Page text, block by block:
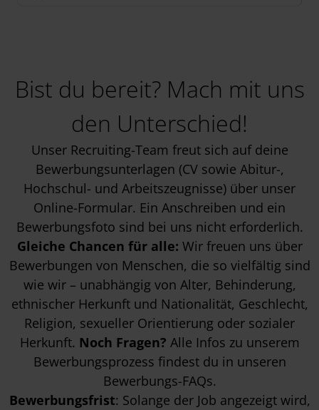
Bist du bereit? Mach mit uns
den Unterschied!
Unser Recruiting-Team freut sich auf deine
Bewerbungsunterlagen (CV sowie Abitur-,
Hochschul- und Arbeitszeugnisse) über unser
Online-Formular. Ein Anschreiben und ein
Bewerbungsfoto sind bei uns nicht erforderlich.
Gleiche Chancen für alle: Wir freuen uns über
Bewerbungen von Menschen, die so vielfältig sind
wie wir – unabhängig von Alter, Behinderung,
ethnischer Herkunft und Nationalität, Geschlecht,
Religion, sexueller Orientierung oder sozialer
Herkunft. Noch Fragen? Alle Infos zu unserem
Bewerbungsprozess findest du in unseren
Bewerbungs-FAQs.
Bewerbungsfrist: Solange der Job angezeigt wird,